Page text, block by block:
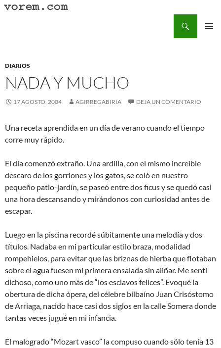
Saltar
DIARIOS
NADA Y MUCHO
17 AGOSTO, 2004 AGIRREGABIRIA DEJA UN COMENTARIO
Una receta aprendida en un día de verano cuando el tiempo
corre muy rápido.
El día comenzó extraño. Una ardilla, con el mismo increíble
descaro de los gorriones y los gatos, se coló en nuestro
pequeño patio-jardín, se paseó entre dos ficus y se quedó casi
una hora descansando y mirándonos con curiosidad antes de
escapar.
Luego en la piscina recordé súbitamente una melodía y dos
títulos. Nadaba en mi particular estilo braza, modalidad
rompehielos, para evitar que las briznas de hierba que flotaban
sobre el agua fuesen mi primera ensalada sin aliñar. Me sentí
dichoso, como uno más de “los esclavos felices”. Evoqué la
obertura de dicha ópera, del célebre bilbaíno Juan Crisóstomo
de Arriaga, nacido hace casi dos siglos en la calle Somera donde
tantas veces jugué en mi infancia.
El malogrado “Mozart vasco” la compuso cuando sólo tenía 13